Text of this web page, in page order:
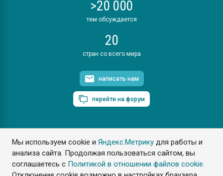
Мы используем cookie иЯндекс.Метрику для работы и
анализа сайта. Продолжая пользоваться сайтом, вы
соглашаетесь с Политикой в отношении файлов cookie.
>20 000
тем обсуждается
20
стран со всего мира
написать нам
перейти на форум
ПластЭксперт © 2006. Все права защищены
Разрешается копирование материалов сайта с обязательной
ссылкой на www.e-plastic.ru
Разработка сайта